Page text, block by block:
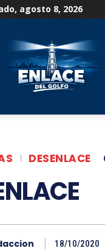
agosto 8, 2026
DESENLACE
18/10/2020